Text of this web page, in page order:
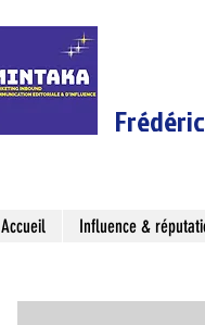
Accueil Influence &